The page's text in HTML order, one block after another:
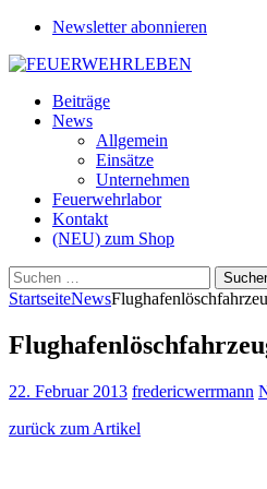
Newsletter abonnieren
Beiträge
News
Allgemein
Einsätze
Unternehmen
Feuerwehrlabor
Kontakt
(NEU) zum Shop
Suchen
nach:
StartseiteNews
22. Februar 2013 fredericwerrmann
zurück zum Artikel